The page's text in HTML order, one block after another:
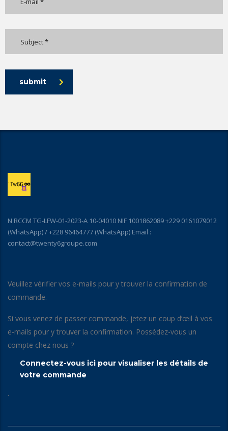
submit
N RCCM TG-LFW-01-2023-A 10-04010 NIF 1001862089 +229 0161079012
(WhatsApp) / +228 96464777 (WhatsApp) Email :
contact@twenty6groupe.com
Veuillez vérifier vos e-mails pour y trouver la confirmation de
commande.
Si vous venez de passer commande, jetez un coup d’œil à vos
e-mails pour y trouver la confirmation. Possédez-vous un
compte chez nous ?
Connectez-vous ici pour visualiser les détails de
votre commande
.